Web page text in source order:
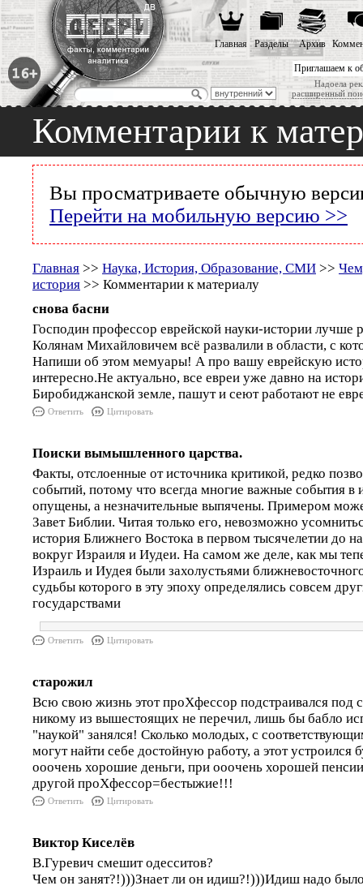
Приглашаем к
Надоела
расширенный
Главная Разделы Архив
Комментарии к
Вы просматриваете обычную
Перейти на мобильную версию >>
Главная >> Наука, История, Образование, СМИ >>
история >> Комментарии к материалу
снова басни
Господин профессор еврейской науки-истории лучше
Колянам Михайловичем всё развалили в области, с
Напиши об этом мемуары! А про вашу еврейскую
интересно.Не актуально, все евреи уже давно на
Биробиджанской земле, пашут и сеют работают не
Ответить Цитировать
Поиски вымышленного царства.
Факты, отслоенные от источника критикой, редко
событий, потому что всегда многие важные события в
опущены, а незначительные выпячены. Примером
Завет Библии. Читая только его, невозможно
история Ближнего Востока в первом тысячелетии до
вокруг Израиля и Иудеи. На самом же деле, как мы
Израиль и Иудея были захолустьями
судьбы которого в эту эпоху определялись совсем
государствами
Ответить Цитировать
старожил
Всю свою жизнь этот проХфессор подстраивался под
никому из вышестоящих не перечил, лишь бы бабло
"наукой" занялся! Сколько молодых, с
могут найти себе достойную работу, а этот устроился
ооочень хорошие деньги, при ооочень хорошей
другой проХфессор=бестыжие!!!
Ответить Цитировать
Виктор Киселёв
В.Гуревич смешит одесситов?
Чем он занят?!)))Знает ли он идиш?!)))Идиш надо